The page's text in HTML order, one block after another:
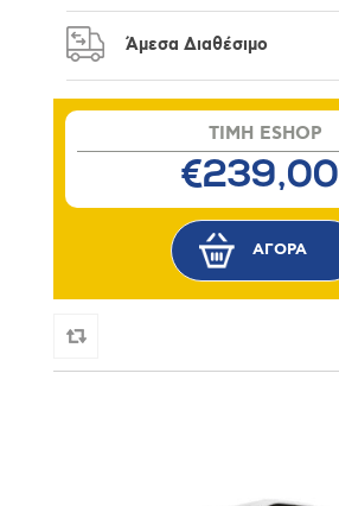
Άμεσα Διαθέσιμο
TIMH ESHOP
€239,00